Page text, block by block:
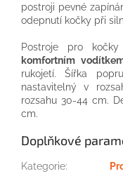
postroji pevné
odepnutí kočky při
Postroje pro kočky
komfortním
rukojetí. Šířka
nastavitelný
v
rozsahu 30-44 cm.
cm.
Doplňkové
Kategorie: